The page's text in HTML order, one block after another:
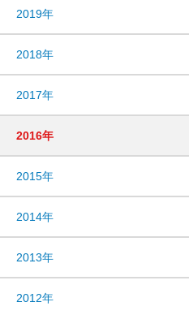
2019年
2018年
2017年
2016年
2015年
2014年
2013年
2012年